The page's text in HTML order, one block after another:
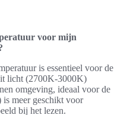
voor mijn
is essentieel voor de
licht (2700K-3000K)
omgeving, ideaal voor de
meer geschikt voor
bij het lezen.